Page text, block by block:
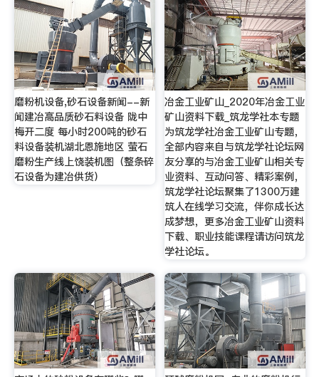
磨粉机设备,砂石设备新闻--新
闻建冶高品质砂石料设备 陇中
梅开二度 每小时200吨的砂石
料设备装机湖北恩施地区 萤石
磨粉生产线上饶装机图（整条碎
石设备为建冶供货）
冶金工业矿山_2020年冶金工业
矿山资料下载_筑龙学社本专题
为筑龙学社冶金工业矿山专题，
全部内容来自与筑龙学社论坛网
友分享的与冶金工业矿山相关专
业资料、互动问答、精彩案例，
筑龙学社论坛聚集了1300万建
筑人在线学习交流，伴你成长达
成梦想，更多冶金工业矿山资料
下载、职业技能课程请访问筑龙
学社论坛。